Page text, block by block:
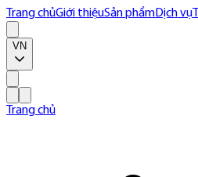
Trang chủGiới thiệuSản phẩmDịch vụ
VN
Trang chủ